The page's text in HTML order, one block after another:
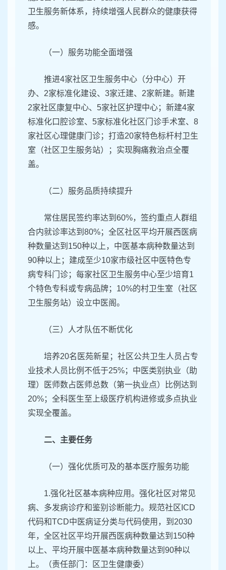
卫生服务新体系，持续增强人民群众的健康获得
感。
（一）服务功能全面增强
推进4家社区卫生服务中心（分中心）开
办、2家标准化建设、3家迁建、2家新建。新建
2家社区康复中心、5家社区护理中心；新建4家
标准化口腔诊室、5家标准化社区门诊手术室、8
家社区心理健康门诊；打造20家特色标杆村卫生
室（社区卫生服务站）；实现胸痛救治点全覆
盖。
（二）服务品质持续提升
常住居民签约率达到60%，签约重点人群组
合内就诊率达到80%；全区社区平均开展西医病
种数量达到150种以上，中医基本病种数量达到
90种以上；建成至少10家市级社区中医特色专
病专科门诊；每家社区卫生服务中心至少培育1
个特色专科或专病品牌；10%的村卫生室（社区
卫生服务站）设立中医阁。
（三）人才队伍不断优化
培养20名医苑新星；社区公共卫生人员占专
业技术人员比例不低于25%；中医类别执业（助
理）医师数占医师总数（第一执业点）比例达到
20%；全科医生至上级医疗机构进修或多点执业
实现全覆盖。
二、主要任务
（一）强化优质可及的基本医疗服务功能
1.强化社区基本病种应用。强化社区对常见
病、多发病诊疗和鉴别诊断能力。规范社区ICD
代码和TCD中医病证分类与代码使用，到2030
年，全区社区平均开展西医病种数量达到150种
以上、平均开展中医基本病种数量达到90种以
上。（责任部门：区卫生健康委）